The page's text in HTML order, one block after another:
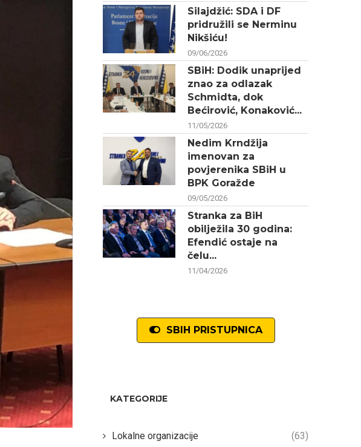
Silajdžić: SDA i DF
pridružili se Nerminu
Nikšiću!
09/06/2026
SBiH: Dodik unaprijed
znao za odlazak
Schmidta, dok
Bećirović, Konaković...
11/05/2026
Nedim Krndžija
imenovan za
povjerenika SBiH u
BPK Goražde
09/05/2026
Stranka za BiH
obilježila 30 godina:
Efendić ostaje na
čelu...
11/04/2026
SBIH PRISTUPNICA
KATEGORIJE
Lokalne organizacije (63)